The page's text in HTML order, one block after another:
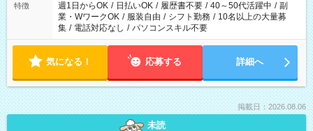
特徴 週1日からOK / 日払いOK / 履歴書不要 / 40～50代活躍中 / 副
業・WワークOK / 服装自由 / シフト勤務 / 10名以上の大量募
集 / 電話対応なし / パソコンスキル不要
気になる！ 応募する 詳細へ
掲載日：2026.08.06
未読